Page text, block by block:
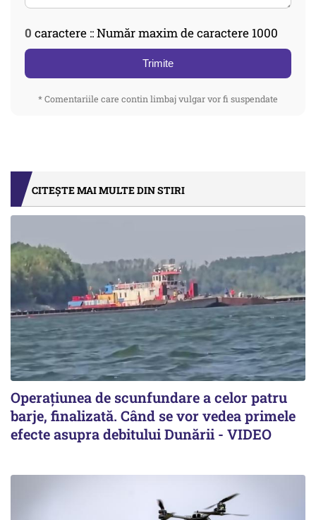
0 caractere :: Număr maxim de caractere 1000
Trimite
* Comentariile care contin limbaj vulgar vor fi suspendate
CITEȘTE MAI MULTE DIN STIRI
Operațiunea de scunfundare a celor patru
barje, finalizată. Când se vor vedea primele
efecte asupra debitului Dunării - VIDEO